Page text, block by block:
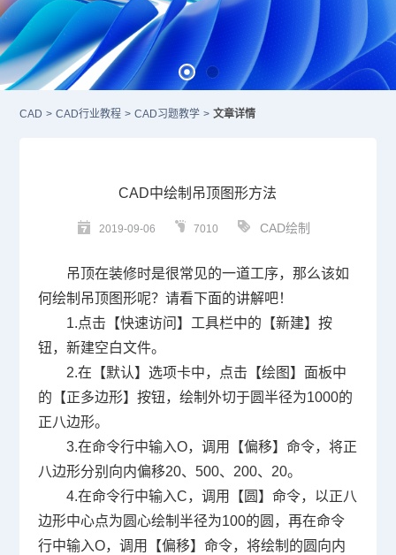
CAD > CAD行业教程 > CAD习题教学 > 文章详情
CAD中绘制吊顶图形方法
2019-09-06 7010 CAD绘制
吊顶在装修时是很常见的一道工序，那么该如
何绘制吊顶图形呢？请看下面的讲解吧！
1.点击【快速访问】工具栏中的【新建】按
钮，新建空白文件。
2.在【默认】选项卡中，点击【绘图】面板中
的【正多边形】按钮，绘制外切于圆半径为1000的
正八边形。
3.在命令行中输入O，调用【偏移】命令，将正
八边形分别向内偏移20、 500、 200、 20。
4.在命令行中输入C，调用【圆】命令，以正八
边形中心点为圆心绘制半径为100的圆，再在命令
行中输入O，调用【偏移】命令，将绘制的圆向内